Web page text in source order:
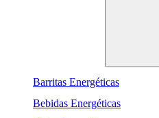
Barritas Energéticas
Bebidas Energéticas